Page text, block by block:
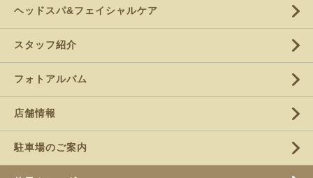
ヘッドスパ&フェイシャルケア
スタッフ紹介
フォトアルバム
店舗情報
駐車場のご案内